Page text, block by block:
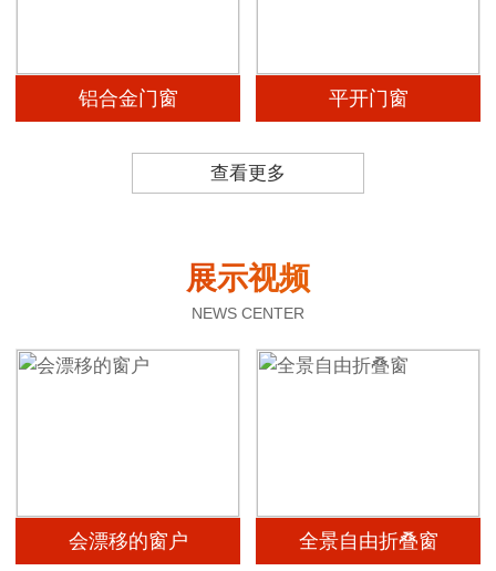
铝合金门窗 平开门窗
查看更多
展示视频
NEWS CENTER
会漂移的窗户 全景自由折叠窗